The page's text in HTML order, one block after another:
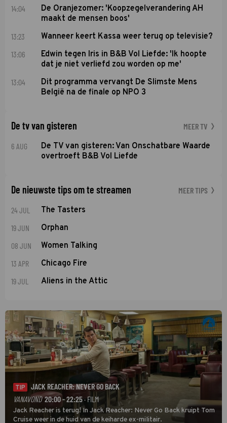
14:04
De Oranjezomer: 'Koopzegelverandering AH
maakt de mensen boos'
13:23 Wanneer keert Kassa weer terug op televisie?
13:06
Edwin tegen Iris in B&B Vol Liefde: 'Ik hoopte
dat je niet verliefd zou worden op me'
13:04
Dit programma vervangt De Slimste Mens
België na de finale op NPO 3
De tv van gisteren MEER TV
6 AUG
De TV van gisteren: Van Onschatbare Waarde
overtroeft B&B Vol Liefde
De nieuwste tips om te streamen MEER TIPS
24 JUL The Tasters
19 JUN Orphan
08 JUN Women Talking
13 APR Chicago Fire
19 JUL Aliens in the Attic
TIP
JACK REACHER: NEVER GO BACK
VANAVOND 20:00 - 22:25 · FILM
Jack Reacher is terug! In Jack Reacher: Never Go Back kruipt Tom
Cruise weer in de huid van de keiharde ex-militair.